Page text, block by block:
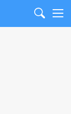
Search